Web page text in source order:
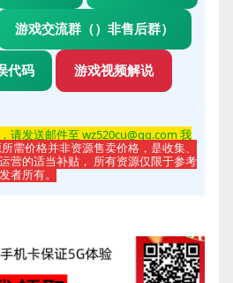
游戏交流群（）非售后群）
代码 游戏视频解说
请发送邮件至 wz520cu@qq.com 我
所需价格并非资源售卖价格，是收集、
营的适当补贴， 所有资源仅限于参考
者所有。